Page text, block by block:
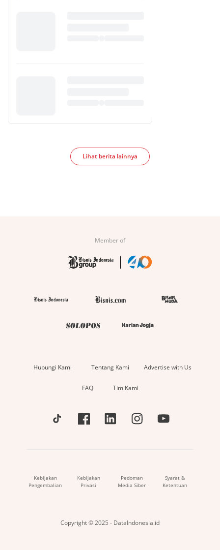
Lihat berita lainnya
Member of
Hubungi Kami Tentang Kami Advertise with Us
FAQ Tim Kami
Kebijakan
Pengembalian
Kebijakan
Privasi
Pedoman
Media Siber
Syarat &
Ketentuan
Copyright © 2025 - DataIndonesia.id